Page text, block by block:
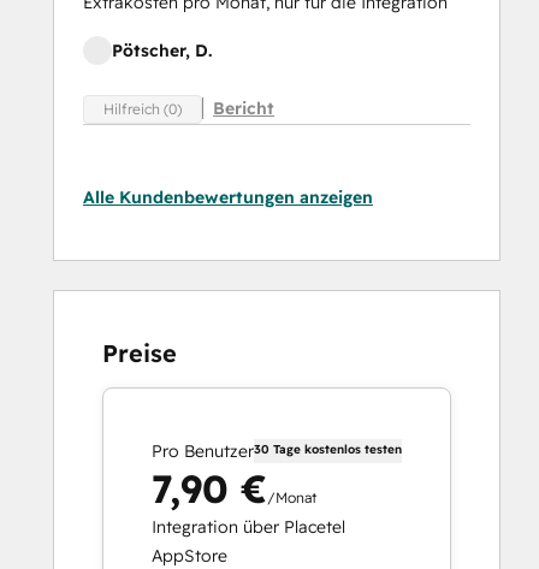
Pötscher, D.
Hilfreich (0) Bericht
Alle Kundenbewertungen anzeigen
Preise
Pro Benutzer30 Tage kostenlos testen
7,90 €/Monat
Integration über Placetel
AppStore